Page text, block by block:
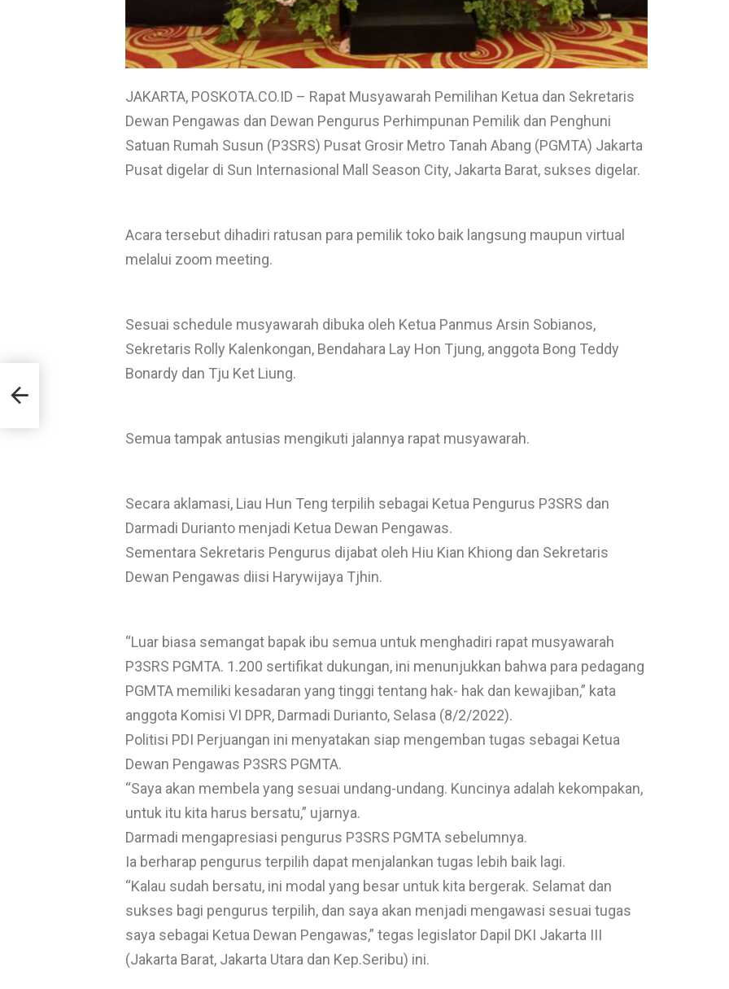
JAKARTA, POSKOTA.CO.ID – Rapat Musyawarah Pemilihan Ketua dan Sekretaris
Dewan Pengawas dan Dewan Pengurus Perhimpunan Pemilik dan Penghuni
Satuan Rumah Susun (P3SRS) Pusat Grosir Metro Tanah Abang (PGMTA) Jakarta
Pusat digelar di Sun Internasional Mall Season City, Jakarta Barat, sukses digelar.
Acara tersebut dihadiri ratusan para pemilik toko baik langsung maupun virtual
melalui zoom meeting.
Sesuai schedule musyawarah dibuka oleh Ketua Panmus Arsin Sobianos,
Sekretaris Rolly Kalenkongan, Bendahara Lay Hon Tjung, anggota Bong Teddy
Bonardy dan Tju Ket Liung.
Semua tampak antusias mengikuti jalannya rapat musyawarah.
Secara aklamasi, Liau Hun Teng terpilih sebagai Ketua Pengurus P3SRS dan
Darmadi Durianto menjadi Ketua Dewan Pengawas.
Sementara Sekretaris Pengurus dijabat oleh Hiu Kian Khiong dan Sekretaris
Dewan Pengawas diisi Harywijaya Tjhin.
“Luar biasa semangat bapak ibu semua untuk menghadiri rapat musyawarah
P3SRS PGMTA. 1.200 sertifikat dukungan, ini menunjukkan bahwa para pedagang
PGMTA memiliki kesadaran yang tinggi tentang hak- hak dan kewajiban,” kata
anggota Komisi VI DPR, Darmadi Durianto, Selasa (8/2/2022).
Politisi PDI Perjuangan ini menyatakan siap mengemban tugas sebagai Ketua
Dewan Pengawas P3SRS PGMTA.
“Saya akan membela yang sesuai undang-undang. Kuncinya adalah kekompakan,
untuk itu kita harus bersatu,” ujarnya.
Darmadi mengapresiasi pengurus P3SRS PGMTA sebelumnya.
Ia berharap pengurus terpilih dapat menjalankan tugas lebih baik lagi.
“Kalau sudah bersatu, ini modal yang besar untuk kita bergerak. Selamat dan
sukses bagi pengurus terpilih, dan saya akan menjadi mengawasi sesuai tugas
saya sebagai Ketua Dewan Pengawas,” tegas legislator Dapil DKI Jakarta III
(Jakarta Barat, Jakarta Utara dan Kep.Seribu) ini.